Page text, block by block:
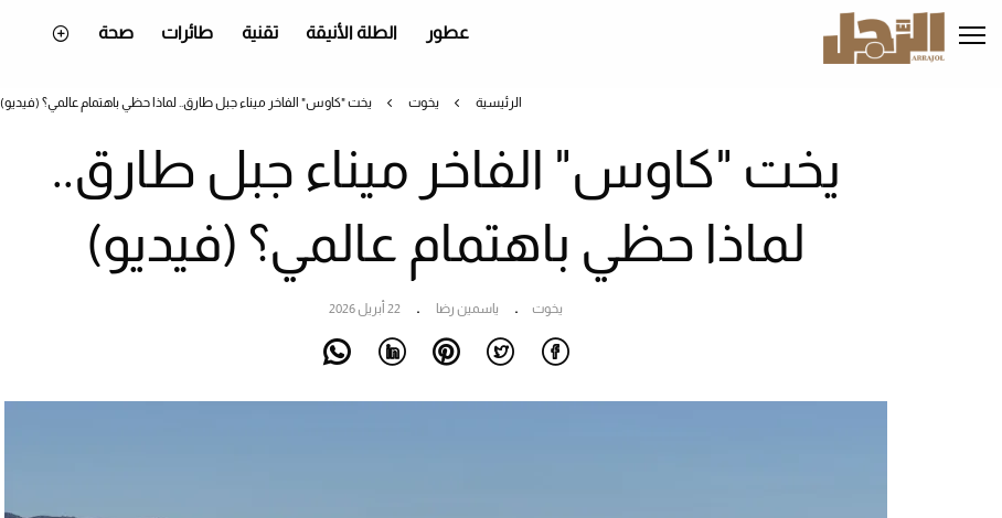
إلى
المحتوى
عطور الطلة الأنيقة تقنية طائرات صحة
الرئيسية يخوت يخت "كاوس" الفاخر ميناء جبل طارق.. لماذا حظي باهتمام عالمي؟ (فيديو)
يخت "كاوس" الفاخر ميناء جبل طارق..
لماذا حظي باهتمام عالمي؟ (فيديو)
يخوت ياسمين رضا 22 أبريل 2026